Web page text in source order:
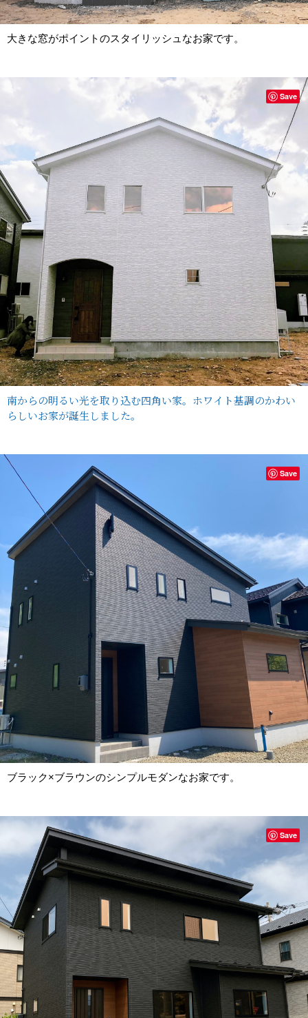
大きな窓がポイントのスタイリッシュなお家です。
南からの明るい光を取り込む四角い家。ホワイト基調のかわい
らしいお家が誕生しました。
Save
ブラック×ブラウンのシンプルモダンなお家です。
Save
Save